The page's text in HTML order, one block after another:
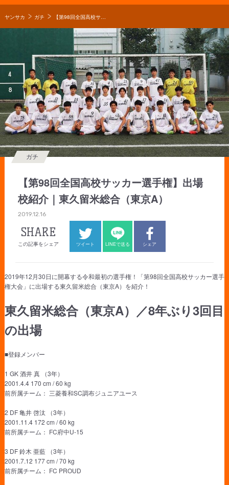
ヤンサカ ガチ 【第98回全国高校サッカー選手権】出場校紹介｜東久留米総合（東京A）
【第98回全国高校サッカー選手権】出場
校紹介｜東久留米総合（東京A）
ガチ
2019.12.16
SHARE
この記事をシェア ツイート LINEで送る シェア
2019年12月30日に開幕する令和最初の選手権！「第98回全国高校サッカー選手
権大会」に出場する東久留米総合（東京A）を紹介！
東久留米総合（東京A）／8年ぶり3回目
の出場
■登録メンバー
1 GK 酒井 真 （3年）
2001.4.4 170 cm / 60 kg
前所属チーム： 三菱養和SC調布ジュニアユース
2 DF 亀井 啓汰 （3年）
2001.11.4 172 cm / 60 kg
前所属チーム： FC府中U-15
3 DF 鈴木 亜藍 （3年）
2001.7.12 177 cm / 70 kg
前所属チーム： FC PROUD